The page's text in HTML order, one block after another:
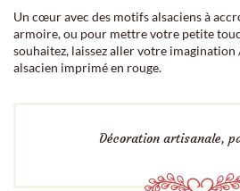
Un cœur avec des motifs alsaciens à
armoire, ou pour mettre votre petite
souhaitez, laissez aller votre
alsacien imprimé en rouge.
Décoration artisanale,